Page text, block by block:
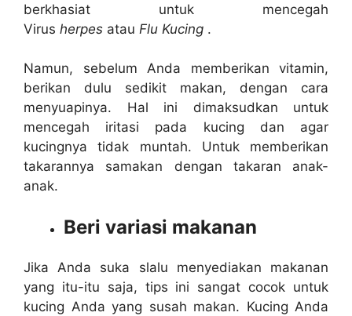
berkhasiat untuk mencegah
Virus herpes atau Flu Kucing .
Namun, sebelum Anda memberikan vitamin,
berikan dulu sedikit makan, dengan cara
menyuapinya. Hal ini dimaksudkan untuk
mencegah iritasi pada kucing dan agar
kucingnya tidak muntah. Untuk memberikan
takarannya samakan dengan takaran anak-
anak.
Beri variasi makanan
Jika Anda suka slalu menyediakan makanan
yang itu-itu saja, tips ini sangat cocok untuk
kucing Anda yang susah makan. Kucing Anda